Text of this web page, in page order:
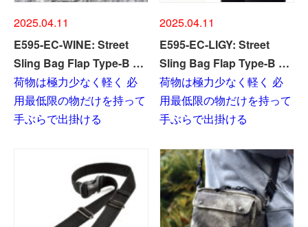
2025.04.11
E595-EC-WINE: Street
Sling Bag Flap Type-B …
荷物は極力少なく軽く 必
用最低限の物だけを持って
手ぶらで出掛ける
2025.04.11
E595-EC-LIGY: Street
Sling Bag Flap Type-B …
荷物は極力少なく軽く 必
用最低限の物だけを持って
手ぶらで出掛ける